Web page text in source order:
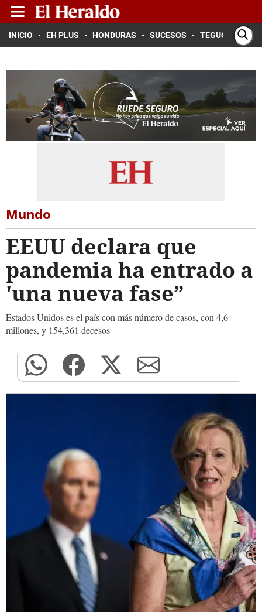
INICIO EH PLUS HONDURAS SUCESOS TEGUCIGALPA
Mundo
EEUU declara que
pandemia ha entrado a
'una nueva fase”
Estados Unidos es el país con más número de casos, con 4,6
millones, y 154,361 decesos